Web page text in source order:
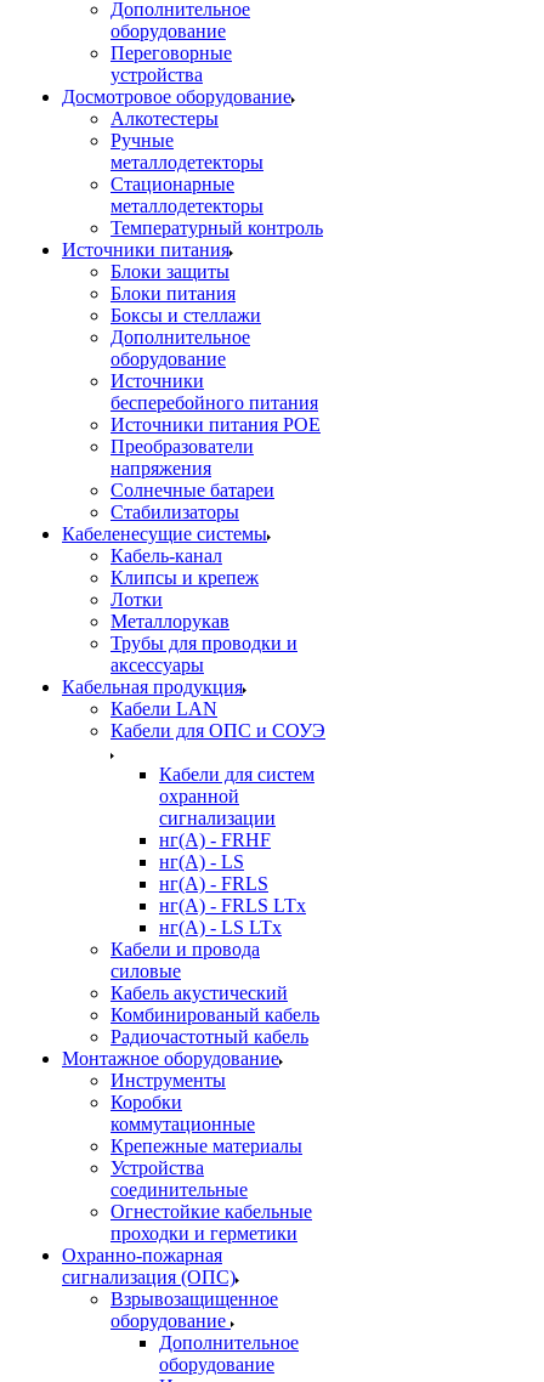
Дополнительное
оборудование
Переговорные
устройства
Досмотровое оборудование
Алкотестеры
Ручные
металлодетекторы
Стационарные
металлодетекторы
Температурный контроль
Источники питания
Блоки защиты
Блоки питания
Боксы и стеллажи
Дополнительное
оборудование
Источники
бесперебойного питания
Источники питания POE
Преобразователи
напряжения
Солнечные батареи
Стабилизаторы
Кабеленесущие системы
Кабель-канал
Клипсы и крепеж
Лотки
Металлорукав
Трубы для проводки и
аксессуары
Кабельная продукция
Кабели LAN
Кабели для ОПС и СОУЭ
Кабели для систем
охранной
сигнализации
нг(A) - FRHF
нг(A) - LS
нг(А) - FRLS
нг(А) - FRLS LTx
нг(А) - LS LTx
Кабели и провода
силовые
Кабель акустический
Комбинированый кабель
Радиочастотный кабель
Монтажное оборудование
Инструменты
Коробки
коммутационные
Крепежные материалы
Устройства
соединительные
Огнестойкие кабельные
проходки и герметики
Охранно-пожарная
сигнализация (ОПС)
Взрывозащищенное
оборудование
Дополнительное
оборудование